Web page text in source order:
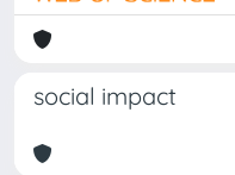
social impact